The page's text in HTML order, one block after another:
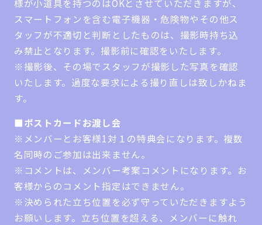
様が小道具を持つのはOKとさせていただきますが、
スマートフォンを含む電子機器・危険物やその他ス
タッフが不適切と判断としたものは、撮影時持ち込
み禁止となります。撮影前に確認をいたします。
※撮影後、その場でスタッフが撮影した写真を確認
いたします。過度な要求による撮り直しは致しかねま
す。
■ポストカードお渡し会
※メンバーとお客様1対１の特典会になります。複数
名同時のご参加は出来ません。
※コメントは、メンバー考案コメントになります。お
客様からのコメント指定はできません。
※決められた立ち位置を必ず守っていただきますよう
お願いします。立ち位置を超える、メンバーに触れ